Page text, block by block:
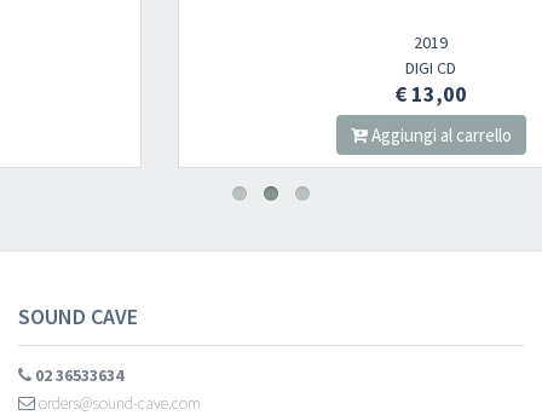
Aggiungi al carrello
SOUND CAVE
02 36533634
orders@sound-cave.com